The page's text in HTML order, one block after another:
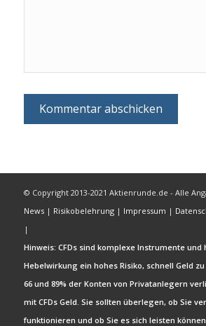
© Copyright 2013-2021 Aktienrunde.de - Alle
News| Risikobelehrung| Impressum |
|
Hinweis: CFDs sind komplexe Instrumente
Hebelwirkung ein hohes Risiko, schnell Geld
66 und 89% der Konten von Privatanlegern
mit CFDs Geld. Sie sollten überlegen, ob Sie
funktionieren und ob Sie es sich leisten